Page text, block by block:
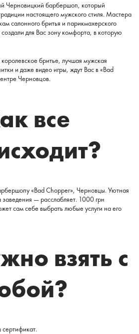
Черновицкий барбершоп, который
настоящего мужского стиля. Мастера
салонного бритья и парикмахерского
для Вас зону комфорта, в которую
бритье, лучшая мужская
и даже видео игры, ждут Вас в «Bad
Черновцов.
все
«Bad Chopper», Черновцы. Уютная
— расслабляет. 1000 грн
сам себе выбрать любые услуги на его
взять с